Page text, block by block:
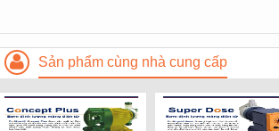
Sản phẩm cùng nhà cung cấp